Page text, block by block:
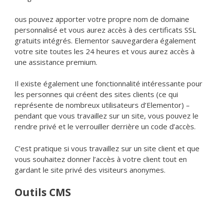
ous pouvez apporter votre propre nom de domaine
personnalisé et vous aurez accès à des certificats SSL
gratuits intégrés. Elementor sauvegardera également
votre site toutes les 24 heures et vous aurez accès à
une assistance premium.
Il existe également une fonctionnalité intéressante pour
les personnes qui créent des sites clients (ce qui
représente de nombreux utilisateurs d’Elementor) –
pendant que vous travaillez sur un site, vous pouvez le
rendre privé et le verrouiller derrière un code d’accès.
C’est pratique si vous travaillez sur un site client et que
vous souhaitez donner l’accès à votre client tout en
gardant le site privé des visiteurs anonymes.
Outils CMS